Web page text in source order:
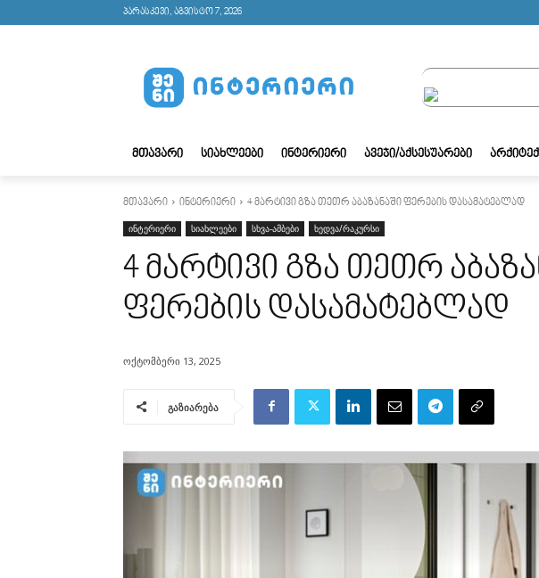
პარასკევი, აგვისტო 7, 2026
ᲛᲗᲐᲕᲐᲠᲘ ᲡᲘᲐᲮᲚᲔᲔᲑᲘ ᲘᲜᲢᲔᲠᲘᲔᲠᲘ ᲐᲕᲔᲯᲘ/ᲐᲥᲡᲔᲡᲣᲐᲠᲔᲑᲘ
მთავარი ინტერიერი 4 მარტივი გზა თეთრ აბაზანაში ფერების დასამატებლად
ინტერიერი სიახლეები სხვა-ამბები ხედვა/რაკურსი
4 მარტივი გზა თეთრ
ფერების დასამატებლად
ოქტომბერი 13, 2025
გაზიარება